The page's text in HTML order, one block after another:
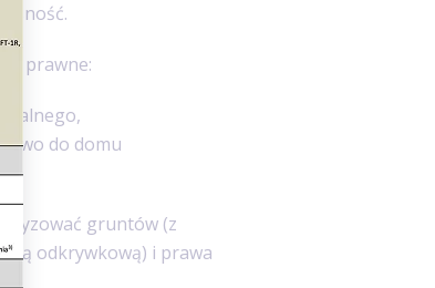
i prawne:
do domu
gruntów (z
odkrywkową) i prawa